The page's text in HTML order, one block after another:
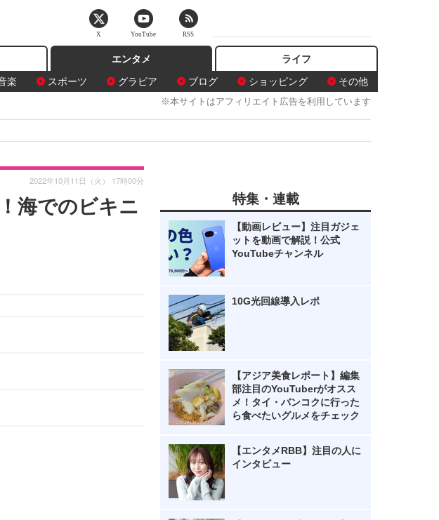
エンタメ
楽 スポーツ グラビア ブログ ショッピング その他
ライフ
※本サイトはアフィリエイト広告を利用しています
海でのビキニ
2022年10月11日（火） 17時00分
特集・連載
【動画レビュー】注目ガジェ
ットを動画で解説！公式
YouTubeチャンネル
10G光回線導入レポ
【アジア美食レポート】編集
部注目のYouTuberがオスス
メ！タイ・バンコクに行った
ら食べたいグルメをチェック
【エンタメRBB】注目の人に
インタビュー
X YouTube RSS